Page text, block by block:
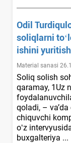
Odil
soliqlarni
ishini
Material sanasi
Soliq solish
qaramay, 1Uz
qoladi, –
chiquvchi
oʻz
buхgalteriya ...